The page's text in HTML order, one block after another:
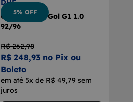
DHF
Cárter Motor Gol G1 1.0
92/96
R$ 262,98
R$ 248,93 no Pix ou
Boleto
em até 5x de R$ 49,79 sem
juros
5% OFF